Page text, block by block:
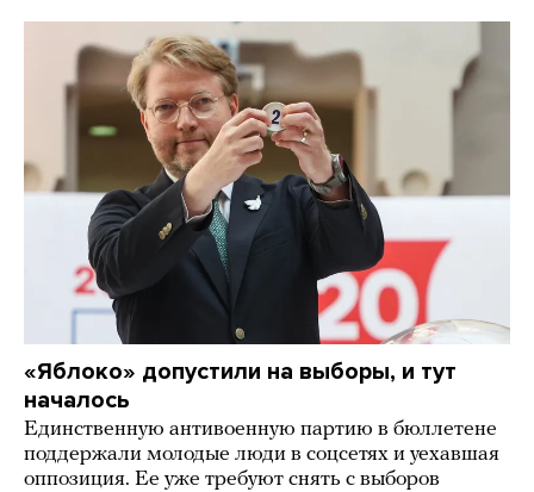
«Яблоко» допустили на выборы, и тут
началось
Единственную антивоенную партию в бюллетене
поддержали молодые люди в соцсетях и уехавшая
оппозиция. Ее уже требуют снять с выборов